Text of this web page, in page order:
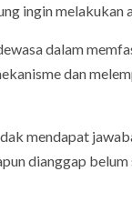
ingin melakukan
dalam
dan
mendapat
dianggap